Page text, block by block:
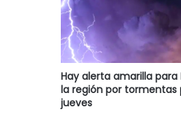
Hay alerta amarilla para
la región por tormentas
jueves